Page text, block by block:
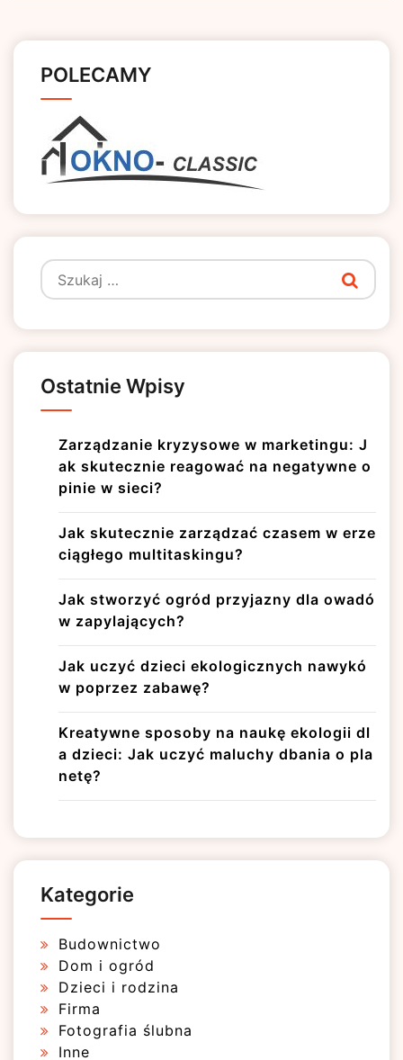
POLECAMY
Szukaj:
Ostatnie Wpisy
Zarządzanie kryzysowe w marketingu: J
ak skutecznie reagować na negatywne o
pinie w sieci?
Jak skutecznie zarządzać czasem w erze
ciągłego multitaskingu?
Jak stworzyć ogród przyjazny dla owadó
w zapylających?
Jak uczyć dzieci ekologicznych nawykó
w poprzez zabawę?
Kreatywne sposoby na naukę ekologii dl
a dzieci: Jak uczyć maluchy dbania o pla
netę?
Kategorie
Budownictwo
Dom i ogród
Dzieci i rodzina
Firma
Fotografia ślubna
Inne